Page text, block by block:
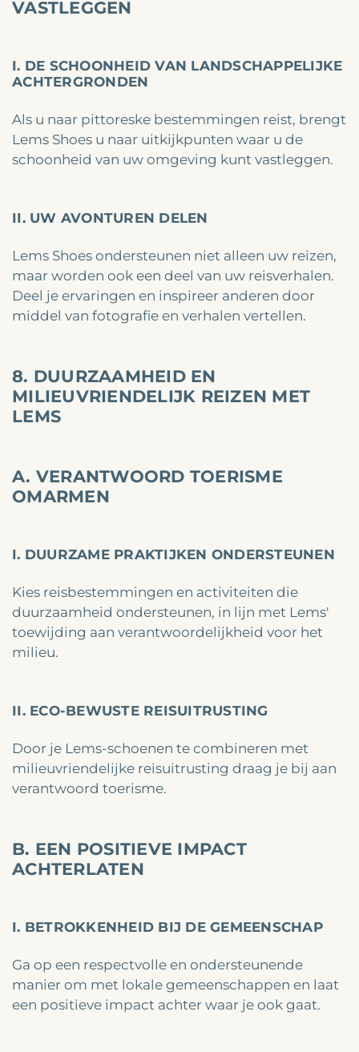
VASTLEGGEN
I. DE SCHOONHEID VAN LANDSCHAPPELIJKE
ACHTERGRONDEN
Als u naar pittoreske bestemmingen reist, brengt
Lems Shoes u naar uitkijkpunten waar u de
schoonheid van uw omgeving kunt vastleggen.
II. UW AVONTUREN DELEN
Lems Shoes ondersteunen niet alleen uw reizen,
maar worden ook een deel van uw reisverhalen.
Deel je ervaringen en inspireer anderen door
middel van fotografie en verhalen vertellen.
8. DUURZAAMHEID EN
MILIEUVRIENDELIJK REIZEN MET
LEMS
A. VERANTWOORD TOERISME
OMARMEN
I. DUURZAME PRAKTIJKEN ONDERSTEUNEN
Kies reisbestemmingen en activiteiten die
duurzaamheid ondersteunen, in lijn met Lems'
toewijding aan verantwoordelijkheid voor het
milieu.
II. ECO-BEWUSTE REISUITRUSTING
Door je Lems-schoenen te combineren met
milieuvriendelijke reisuitrusting draag je bij aan
verantwoord toerisme.
B. EEN POSITIEVE IMPACT
ACHTERLATEN
I. BETROKKENHEID BIJ DE GEMEENSCHAP
Ga op een respectvolle en ondersteunende
manier om met lokale gemeenschappen en laat
een positieve impact achter waar je ook gaat.